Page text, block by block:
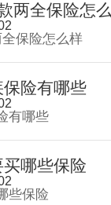
两全保险怎
保险怎么样
险有哪些
有哪些
哪些保险
些保险